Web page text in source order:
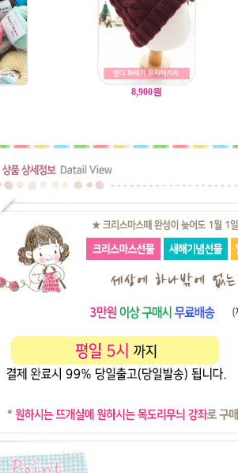
8,900원